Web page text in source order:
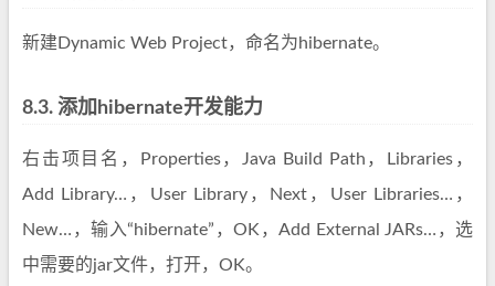
新建Dynamic Web Project，命名为hibernate。
8.3. 添加hibernate开发能力
右击项目名，Properties，Java Build Path，Libraries，
Add Library…，User Library，Next，User Libraries…，
New…，输入“hibernate”，OK，Add External JARs…，选
中需要的jar文件，打开，OK。